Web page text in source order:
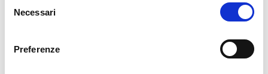
delNecessari
Preferenze
garantire la massima qualità